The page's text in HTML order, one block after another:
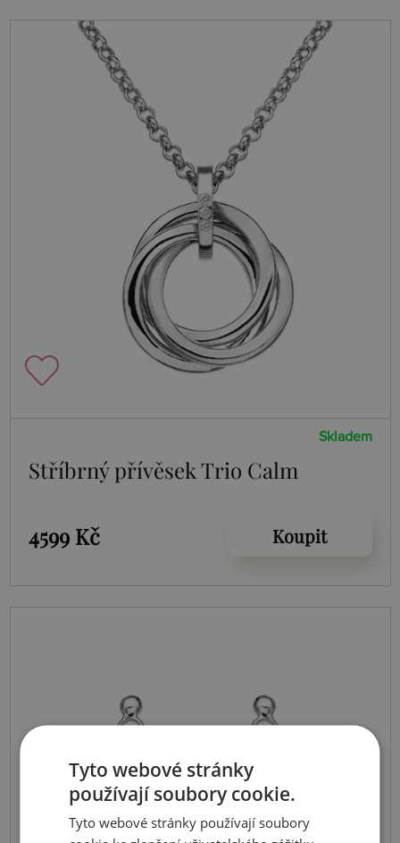
Skladem
Stříbrný přívěsek Trio Calm
4599 Kč Koupit
Tyto webové stránky
používají soubory cookie.
Tyto webové stránky používají soubory